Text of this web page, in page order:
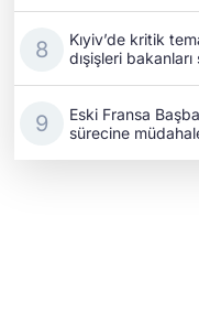
Kıyiv’de kritik
dışişleri
Eski Fransa
sürecine